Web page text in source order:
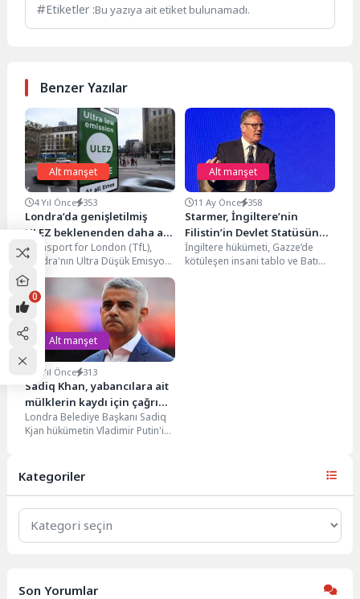
Etiketler :Bu yazıya ait etiket bulunamadı.
Benzer Yazılar
Alt manşet
4 Yıl Önce 353
Londra’da genişletilmiş
ULEZ beklenenden daha az
gelir getirdi
Transport for London (TfL),
Londra'nın Ultra Düşük Emisyon
Bölgesi'nin (ULEZ)
genişlemesinin ilk ayında
beklenenden daha...
Alt manşet
11 Ay Önce 358
Starmer, İngiltere’nin
Filistin’in Devlet Statüsünü
Kabul Ettiğini Duyuracak
İngiltere hükümeti, Gazze’de
kötüleşen insani tablo ve Batı
Alt manşet
5 Yıl Önce 313
Sadiq Khan, yabancılara ait
mülklerin kaydı için çağrıda
bulundu
Londra Belediye Başkanı Sadiq
Kjan hükümetin Vladimir Putin'in
ait...
Kategoriler
Kategoriler
Son Yorumlar
0